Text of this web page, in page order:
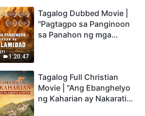
Tayo Makakapasok sa
Kaharian ng Diyos?
1:20:47
Tagalog Dubbed Movie |
"Pagtagpo sa Panginoon
sa Panahon ng mga
Sangkatauhan?
Tagalog Full Christian
Movie | "Ang Ebanghelyo
ng Kaharian ay Nakarating